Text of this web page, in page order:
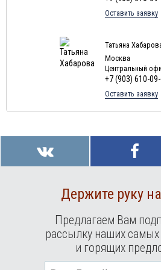
Туры в Грецию в августе
Туры в Мальдивы в августе
Туры в Маврикий в августе
Оставить заявку
Татьяна
Москва
Центральный
+7 (903) 610-09-
Оставить заявку
Держите руку
Предлагаем Вам
рассылку наших
и горящих